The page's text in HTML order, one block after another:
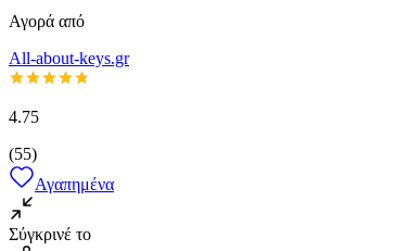
Αγορά από
All-about-keys.gr
4.75
(55)
Αγαπημένα
Σύγκρινέ το